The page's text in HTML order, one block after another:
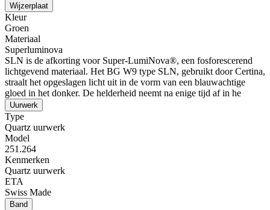
Wijzerplaat
Kleur
Groen
Materiaal
Superluminova
SLN is de afkorting voor Super-LumiNova®, een fosforescerend
lichtgevend materiaal. Het BG W9 type SLN, gebruikt door Certina,
straalt het opgeslagen licht uit in de vorm van een blauwachtige
gloed in het donker. De helderheid neemt na enige tijd af in he
Uurwerk
Type
Quartz uurwerk
Model
251.264
Kenmerken
Quartz uurwerk
ETA
Swiss Made
Band